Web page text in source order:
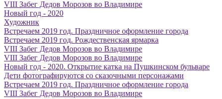
VIII Забег Дедов Морозов во Владимире
Новый год - 2020
Художник
Встречаем 2019 год. Праздничное оформление города
Встречаем 2019 год. Рождественская ярмарка
VIII Забег Дедов Морозов во Владимире
VIII Забег Дедов Морозов во Владимире
Новый год - 2020. Открытие катка на Пушкинском бульваре
Дети фотографируются со сказочными персонажами
Встречаем 2019 год. Праздничное оформление города
VIII Забег Дедов Морозов во Владимире